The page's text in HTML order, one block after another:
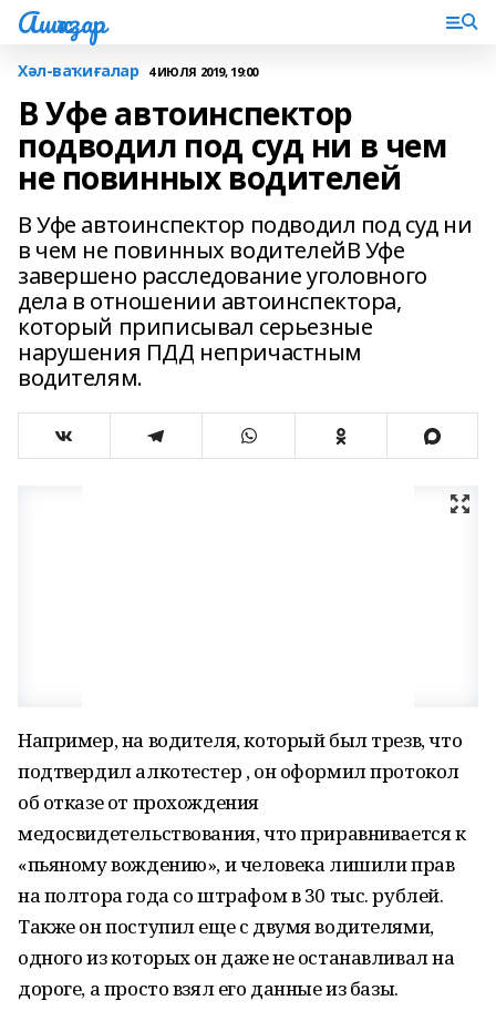
Ашҡаҙар
Хәл-ваҡиғалар 4 ИЮЛЯ 2019, 19:00
В Уфе автоинспектор
подводил под суд ни в чем
не повинных водителей
В Уфе автоинспектор подводил под суд ни
в чем не повинных водителейВ Уфе
завершено расследование уголовного
дела в отношении автоинспектора,
который приписывал серьезные
нарушения ПДД непричастным
водителям.
Например, на водителя, который был трезв, что
подтвердил алкотестер , он оформил протокол
об отказе от прохождения
медосвидетельствования, что приравнивается к
«пьяному вождению», и человека лишили прав
на полтора года со штрафом в 30 тыс. рублей.
Также он поступил еще с двумя водителями,
одного из которых он даже не останавливал на
дороге, а просто взял его данные из базы.